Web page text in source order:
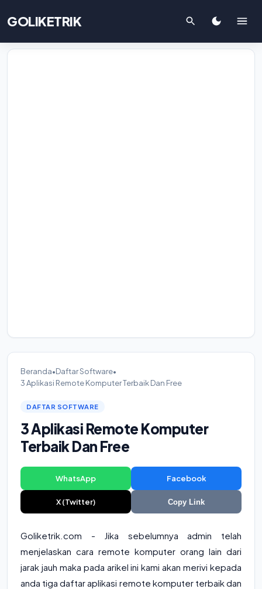
GOLIKETRIK
Beranda•Daftar Software•
3 Aplikasi Remote Komputer Terbaik Dan Free
DAFTAR SOFTWARE
3 Aplikasi Remote Komputer
Terbaik Dan Free
WhatsApp Facebook
X (Twitter) Copy Link
Goliketrik.com - Jika sebelumnya admin telah
menjelaskan cara remote komputer orang lain dari
jarak jauh maka pada arikel ini kami akan merivi kepada
anda tiga daftar aplikasi remote komputer terbaik dan